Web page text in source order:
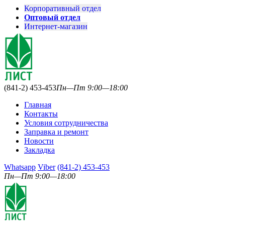
Корпоративный отдел
Оптовый отдел
Интернет-магазин
(841-2) 453-453Пн—Пт 9:00—18:00
Главная
Контакты
Условия сотрудничества
Заправка и ремонт
Новости
Закладка
Whatsapp Viber (841-2) 453-453
Пн—Пт 9:00—18:00